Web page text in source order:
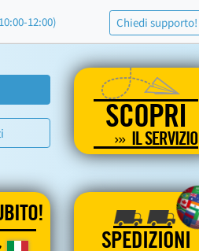
12:00) Chiedi supporto!
SCOPRI
IL SERVIZIO
SPEDIZIONI